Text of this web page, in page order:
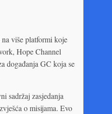
više platformi koje
Hope Channel
događanja GC koja se
sadržaj zasjedanja
o misijama. Evo